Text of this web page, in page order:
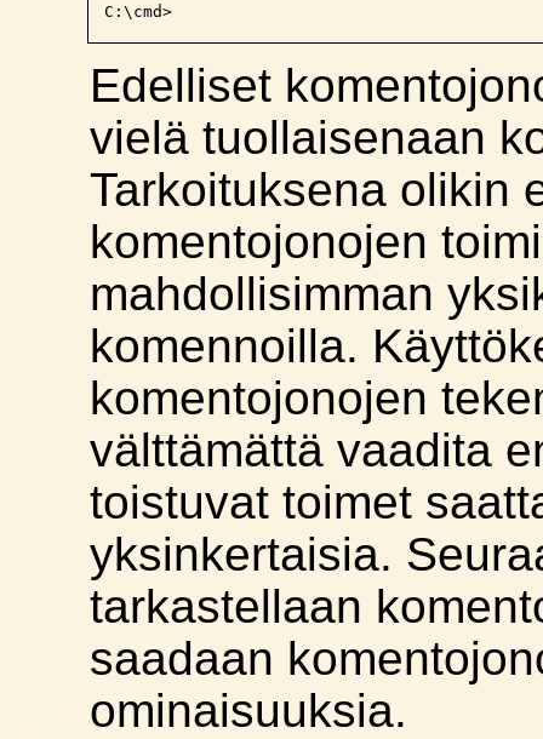
C:\cmd>
Edelliset
vielä tuollaisenaan
Tarkoituksena olikin
komentojonojen
mahdollisimman
komennoilla.
komentojonojen
välttämättä vaadita
toistuvat toimet
yksinkertaisia.
tarkastellaan
saadaan
ominaisuuksia.